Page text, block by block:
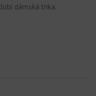
dámská trika.